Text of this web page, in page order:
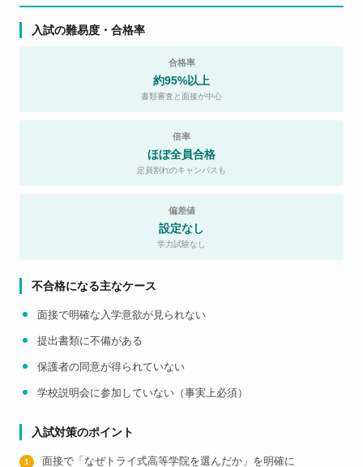
入試の難易度・合格率
合格率
約95%以上
書類審査と面接が中心
倍率
ほぼ全員合格
定員割れのキャンパスも
偏差値
設定なし
学力試験なし
不合格になる主なケース
面接で明確な入学意欲が見られない
提出書類に不備がある
保護者の同意が得られていない
学校説明会に参加していない（事実上必須）
入試対策のポイント
面接で「なぜトライ式高等学院を選んだか」を明確に